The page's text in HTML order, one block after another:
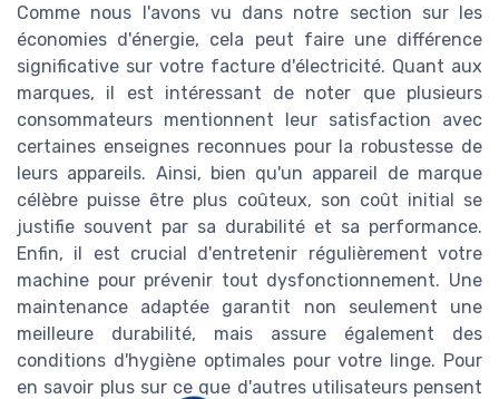
Comme nous l'avons vu dans notre section sur les
économies d'énergie, cela peut faire une différence
significative sur votre facture d'électricité. Quant aux
marques, il est intéressant de noter que plusieurs
consommateurs mentionnent leur satisfaction avec
certaines enseignes reconnues pour la robustesse de
leurs appareils. Ainsi, bien qu'un appareil de marque
célèbre puisse être plus coûteux, son coût initial se
justifie souvent par sa durabilité et sa performance.
Enfin, il est crucial d'entretenir régulièrement votre
machine pour prévenir tout dysfonctionnement. Une
maintenance adaptée garantit non seulement une
meilleure durabilité, mais assure également des
conditions d'hygiène optimales pour votre linge. Pour
en savoir plus sur ce que d'autres utilisateurs pensent